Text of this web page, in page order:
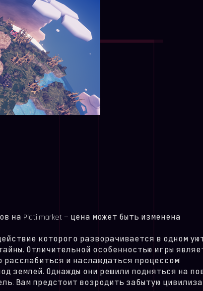
на Plati.market — цена может быть изменена
которого разворачивается в одном
Отличительной особенностью игры
расслабиться и наслаждаться процессом!
землей. Однажды они решили подняться на
Вам предстоит возродить забытую